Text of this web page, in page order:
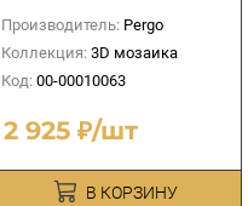
Производитель: Pergo
Коллекция: 3D мозаика
Код: 00-00010063
2 925 ₽/шт
В КОРЗИНУ